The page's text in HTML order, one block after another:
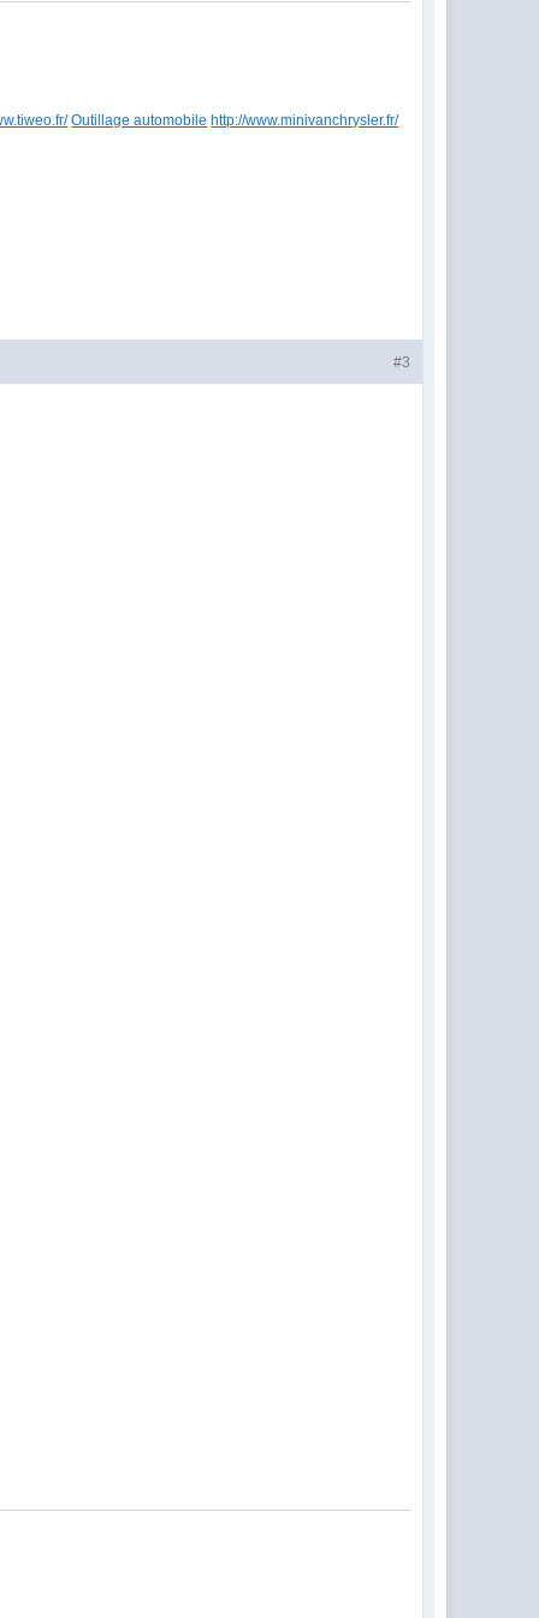
Outillage automobile http://www.minivanchrysler.fr/
#3